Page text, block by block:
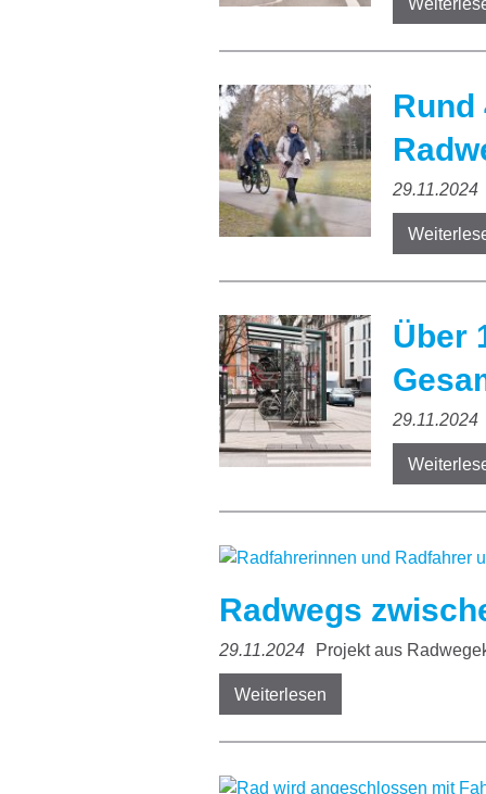
Rund
29.11.2024
Über
29.11.2024
Radwegs
29.11.2024 Projekt aus
Weiterlesen